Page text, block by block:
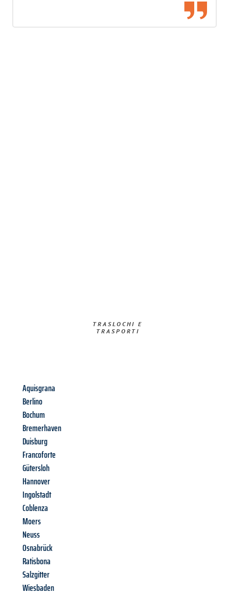
TRASLOCHI E
TRASPORTI​
Aquisgrana
Berlino
Bochum
Bremerhaven
Duisburg
Francoforte
Gütersloh
Hannover
Ingolstadt
Coblenza
Moers
Neuss
Osnabrück
Ratisbona
Salzgitter
Wiesbaden